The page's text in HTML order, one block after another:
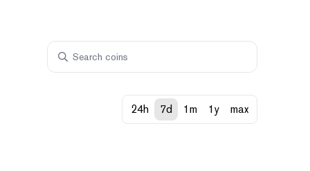
24h 7d 1m 1y max